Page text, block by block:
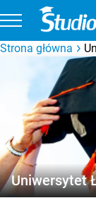
Strona główna
Uniwersytet